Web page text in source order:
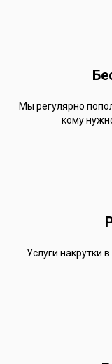
Мы регулярно
кому
Услуги накрутки